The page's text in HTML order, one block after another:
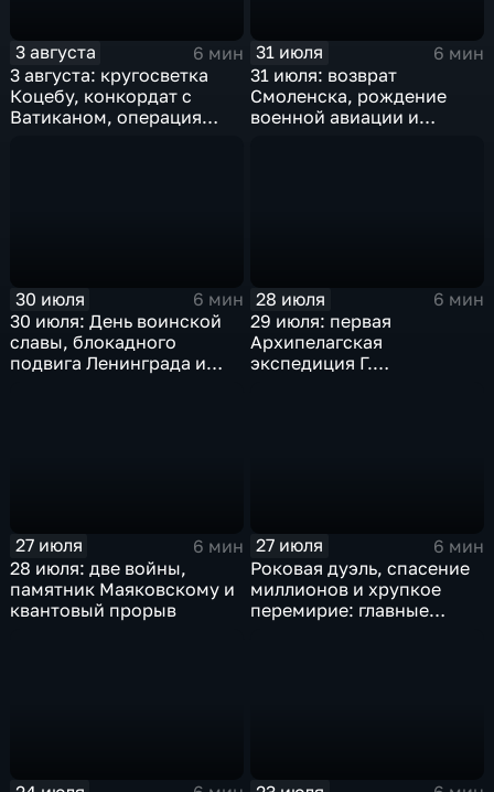
3 августа
6 мин
3 августа: кругосветка
Коцебу, конкордат с
Ватиканом, операция
31 июля
6 мин
31 июля: возврат
Смоленска, рождение
военной авиации и
30 июля
6 мин
30 июля: День воинской
славы, блокадного
подвига Ленинграда и
28 июля
6 мин
29 июля: первая
Архипелагская
экспедиция Г.
27 июля
6 мин
28 июля: две войны,
памятник Маяковскому и
квантовый прорыв
27 июля
6 мин
Роковая дуэль, спасение
миллионов и хрупкое
перемирие: главные